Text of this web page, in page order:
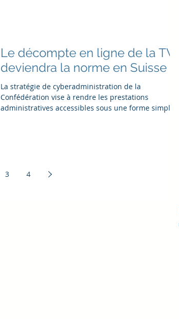
Le décompte en ligne de la TVA
deviendra la norme en Suisse
La stratégie de cyberadministration de la
Confédération vise à rendre les prestations
administratives accessibles sous une forme simple
3 4